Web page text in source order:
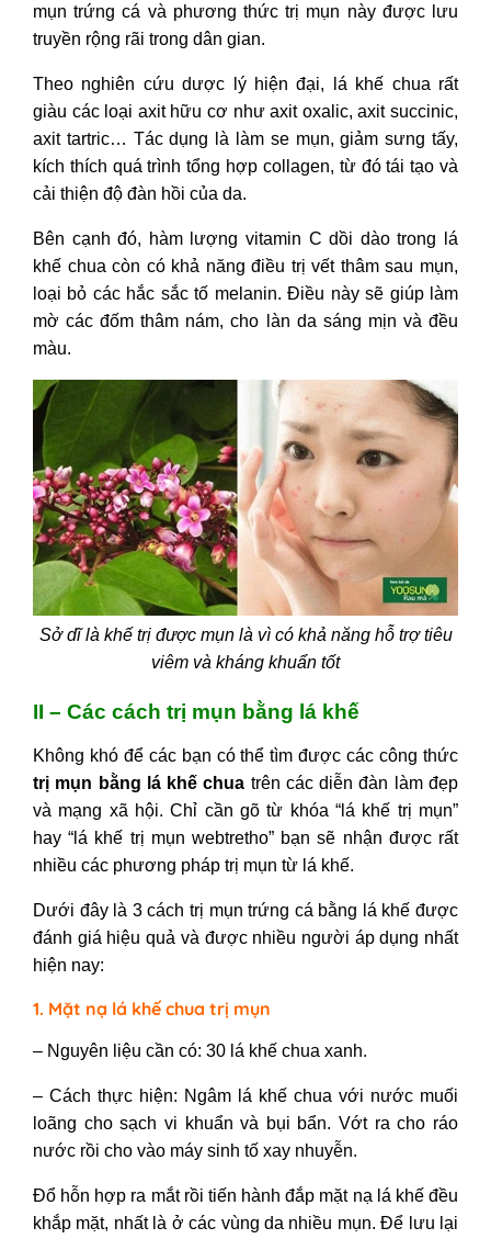
mụn trứng cá và phương thức trị mụn này được lưu
truyền rộng rãi trong dân gian.
Theo nghiên cứu dược lý hiện đại, lá khế chua rất
giàu các loại axit hữu cơ như axit oxalic, axit succinic,
axit tartric… Tác dụng là làm se mụn, giảm sưng tấy,
kích thích quá trình tổng hợp collagen, từ đó tái tạo và
cải thiện độ đàn hồi của da.
Bên cạnh đó, hàm lượng vitamin C dồi dào trong lá
khế chua còn có khả năng điều trị vết thâm sau mụn,
loại bỏ các hắc sắc tố melanin. Điều này sẽ giúp làm
mờ các đốm thâm nám, cho làn da sáng mịn và đều
màu.
Sở dĩ là khế trị được mụn là vì có khả năng hỗ trợ tiêu
viêm và kháng khuẩn tốt
II – Các cách trị mụn bằng lá khế
Không khó để các bạn có thể tìm được các công thức
trị mụn bằng lá khế chua trên các diễn đàn làm đẹp
và mạng xã hội. Chỉ cần gõ từ khóa “lá khế trị mụn”
hay “ lá khế trị mụn webtretho” bạn sẽ nhận được rất
nhiều các phương pháp trị mụn từ lá khế.
Dưới đây là 3 cách trị mụn trứng cá bằng lá khế được
đánh giá hiệu quả và được nhiều người áp dụng nhất
hiện nay:
1. Mặt nạ lá khế chua trị mụn
– Nguyên liệu cần có: 30 lá khế chua xanh.
– Cách thực hiện: Ngâm lá khế chua với nước muối
loãng cho sạch vi khuẩn và bụi bẩn. Vớt ra cho ráo
nước rồi cho vào máy sinh tố xay nhuyễn.
Đổ hỗn hợp ra mắt rồi tiến hành đắp mặt nạ lá khế đều
khắp mặt, nhất là ở các vùng da nhiều mụn. Để lưu lại